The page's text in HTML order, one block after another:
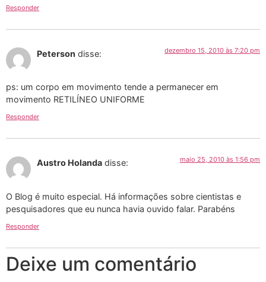
Responder
Peterson disse: dezembro 15, 2010 às 7:20 pm
ps: um corpo em movimento tende a permanecer em
movimento RETILÍNEO UNIFORME
Responder
Austro Holanda disse: maio 25, 2010 às 1:56 pm
O Blog é muito especial. Há informações sobre cientistas e
pesquisadores que eu nunca havia ouvido falar. Parabéns
Responder
Deixe um comentário